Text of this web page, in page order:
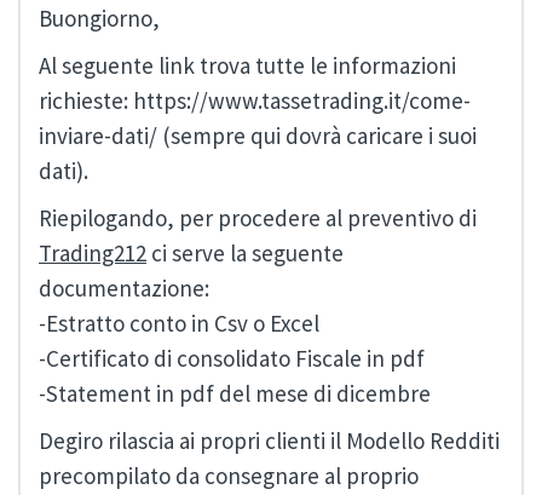
Buongiorno,
Al seguente link trova tutte le informazioni
richieste: https://www.tassetrading.it/come-
inviare-dati/ (sempre qui dovrà caricare i suoi
dati).
Riepilogando, per procedere al preventivo di
Trading212 ci serve la seguente
documentazione:
-Estratto conto in Csv o Excel
-Certificato di consolidato Fiscale in pdf
-Statement in pdf del mese di dicembre
Degiro rilascia ai propri clienti il Modello Redditi
precompilato da consegnare al proprio